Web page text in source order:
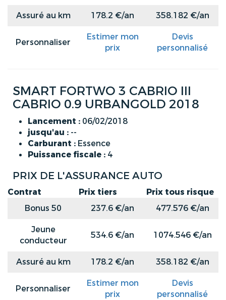
Assuré au km 178.2 €/an 358.182 €/an
Personnaliser
Estimer mon
prix
Devis
personnalisé
SMART FORTWO 3 CABRIO III
CABRIO 0.9 URBANGOLD 2018
Lancement : 06/02/2018
jusqu'au : --
Carburant : Essence
Puissance fiscale : 4
PRIX DE L'ASSURANCE AUTO
Contrat Prix tiers
Prix tous risque
Bonus 50
237.6 €/an
477.576 €/an
Jeune
conducteur
534.6 €/an 1074.546 €/an
Assuré au km 178.2 €/an 358.182 €/an
Personnaliser
Estimer mon
prix
Devis
personnalisé